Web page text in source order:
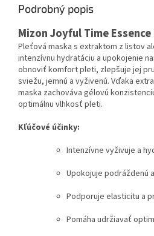
Podrobný popis
Mizon Joyful Time
Pleťová maska s extraktom z listov
intenzívnu hydratáciu a upokojenie
obnoviť komfort pleti, zlepšuje jej
sviežu, jemnú a vyživenú. Vďaka
maska zachováva gélovú
optimálnu vlhkosť pleti.
Kľúčové účinky:
Intenzívne vyživuje a
Upokojuje podráždenú
Podporuje elasticitu a
Pomáha udržiavať